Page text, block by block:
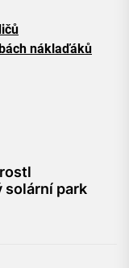
náklaďáků
solární park